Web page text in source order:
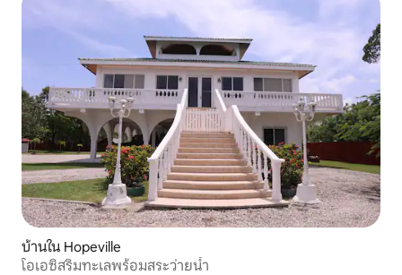
บ้านใน Hopeville
โอเอซิสริมทะเลพร้อมสระว่ายน้ำ